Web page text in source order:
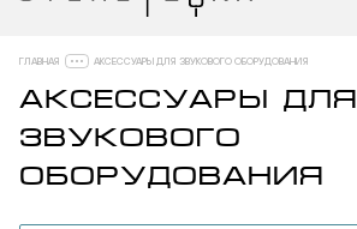
ГЛАВНАЯ АКСЕССУАРЫ ДЛЯ ЗВУКОВОГО ОБОРУДОВАНИЯ
АКСЕССУАРЫ ДЛЯ
ЗВУКОВОГО
ОБОРУДОВАНИЯ